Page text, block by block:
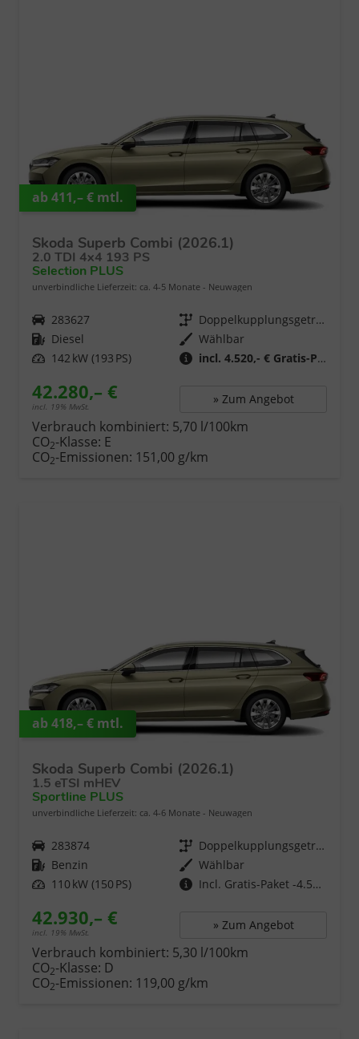
ab 411,– € mtl.
Skoda Superb Combi (2026.1)
2.0 TDI 4x4 193 PS
Selection PLUS
unverbindliche Lieferzeit: ca. 4-5 Monate Neuwagen
Fahrzeugnr. 283627 Getriebe
Doppelkupplungsgetriebe (DSG)
Kraftstoff Diesel
Wählbar
Leistung 142 kW (193 PS) incl. 4.520,- € Gratis-Paket
42.280,– €
incl. 19% MwSt. » Zum Angebot
Verbrauch kombiniert: 5,70 l/100km
CO2-Klasse: E
CO2-Emissionen: 151,00 g/km
ab 418,– € mtl.
Skoda Superb Combi (2026.1)
1.5 eTSI mHEV
Sportline PLUS
unverbindliche Lieferzeit: ca. 4-6 Monate Neuwagen
Fahrzeugnr. 283874 Getriebe
Doppelkupplungsgetriebe (DSG)
Kraftstoff Benzin
Wählbar
Leistung 110 kW (150 PS) Incl. Gratis-Paket -4.520,- €
42.930,– €
incl. 19% MwSt. » Zum Angebot
Verbrauch kombiniert: 5,30 l/100km
CO2-Klasse: D
CO2-Emissionen: 119,00 g/km